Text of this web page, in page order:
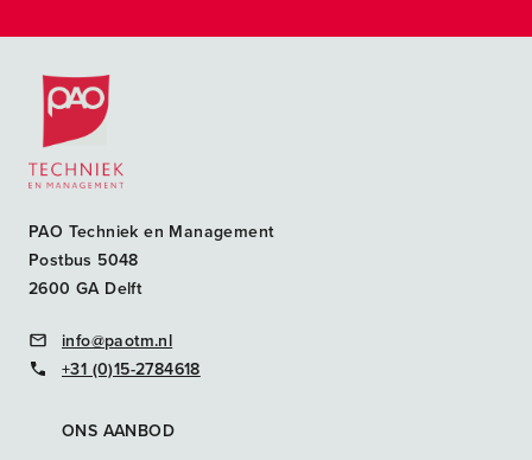
Postacademische cursussen, leergangen en opleidingen
PAO Techniek en Management
Postbus 5048
2600 GA Delft
info@paotm.nl
+31 (0)15-2784618
ONS AANBOD